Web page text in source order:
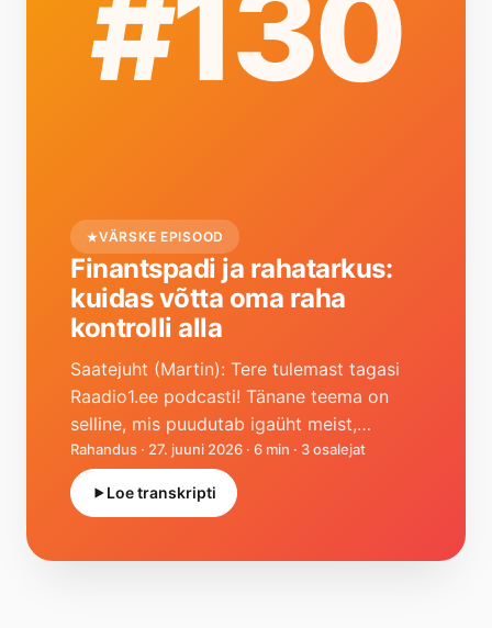
#130
VÄRSKE EPISOOD
Finantspadi ja rahatarkus:
kuidas võtta oma raha
kontrolli alla
Saatejuht (Martin): Tere tulemast tagasi
Raadio1.ee podcasti! Tänane teema on
selline, mis puudutab igaüht meist,
sõltumata sissetulekust — räägime
rahatarkusest ja sellest, kuidas võtta oma
raha tege…
Rahandus · 27. juuni 2026 · 6 min · 3 osalejat
Loe transkripti